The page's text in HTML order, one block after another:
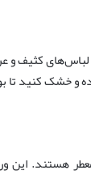
کثیف و
و خشک کنید تا
هستند. این